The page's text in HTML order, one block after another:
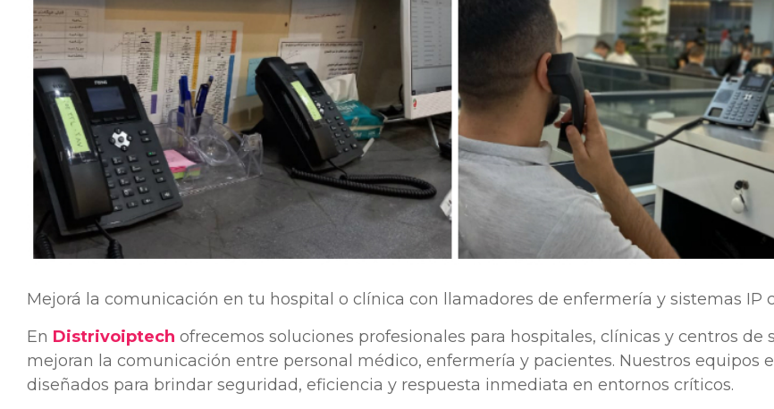
Mejorá la comunicación en tu hospital o clínica con llamadores de enfermería y sistemas IP
En Distrivoiptech ofrecemos soluciones profesionales para hospitales, clínicas y centros de
mejoran la comunicación entre personal médico, enfermería y pacientes. Nuestros equipos
diseñados para brindar seguridad, eficiencia y respuesta inmediata en entornos críticos.